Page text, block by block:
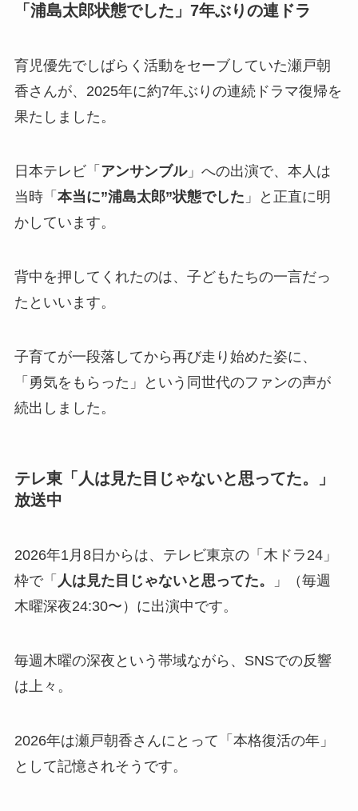
「浦島太郎状態でした」7年ぶりの連ドラ
育児優先でしばらく活動をセーブしていた瀬戸朝
香さんが、2025年に約7年ぶりの連続ドラマ復帰を
果たしました。
日本テレビ「 アンサンブル」への出演で、本人は
当時「 本当に”浦島太郎”状態でした 」と正直に明
かしています。
背中を押してくれたのは、子どもたちの一言だっ
たといいます。
子育てが一段落してから再び走り始めた姿に、
「勇気をもらった」という同世代のファンの声が
続出しました。
テレ東「人は見た目じゃないと思ってた。」
放送中
2026年1月8日からは、テレビ東京の「木ドラ24」
枠で「 人は見た目じゃないと思ってた。
」（毎週
木曜深夜24:30〜）に出演中です。
毎週木曜の深夜という帯域ながら、SNSでの反響
は上々。
2026年は瀬戸朝香さんにとって「本格復活の年」
として記憶されそうです。